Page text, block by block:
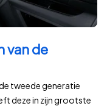
van de
tweede generatie
deze in zijn grootste